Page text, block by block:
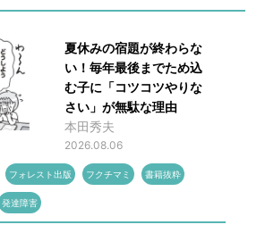
夏休みの宿題が終わらな
い！毎年最後までため込
む子に「コツコツやりな
さい」が無駄な理由
本田秀夫
2026.08.06
フォレスト出版 フクチマミ 書籍抜粋
発達障害